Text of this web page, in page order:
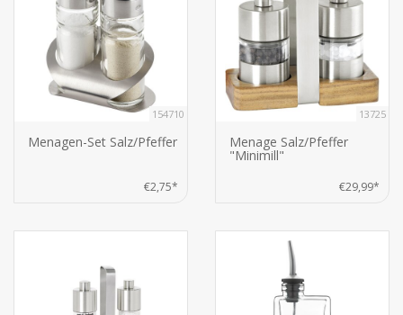
154710
Menagen-Set Salz/Pfeffer
€2,75*
13725
Menage Salz/Pfeffer
"Minimill"
€29,99*